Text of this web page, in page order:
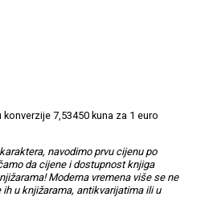
7,53450 kuna za 1 euro
navodimo prvu cijenu po
da cijene i dostupnost knjiga
Moderna vremena više se ne
u knjižarama, antikvarijatima ili u